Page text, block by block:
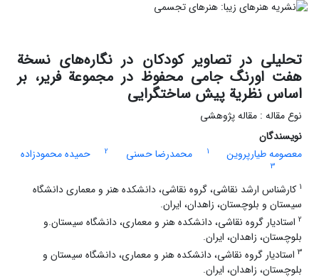
تحلیلی در تصاویر کودکان در نگاره‌های نسخة
هفت اورنگ جامی محفوظ در مجموعة فریر، بر
اساس نظریة پیش ساختگرایی
نوع مقاله : مقاله پژوهشی
نویسندگان
معصومه طیارپروین
1 محمدرضا حسنی 2 حمیده محمودزاده
3
1 کارشناس ارشد نقاشی، گروه نقاشی، دانشکده هنر و معماری دانشگاه
سیستان و بلوچستان، زاهدان، ایران.
2 استادیار گروه نقاشی، دانشکده هنر و معماری، دانشگاه سیستان.و
بلوچستان، زاهدان، ایران.
3 استادیار گروه نقاشی، دانشکده هنر و معماری، دانشگاه سیستان و
بلوچستان، زاهدان، ایران.